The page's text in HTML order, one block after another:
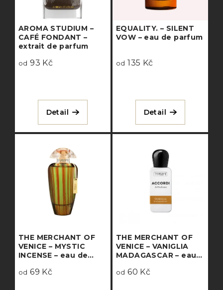
r
o
d
ů
AROMA STUDIUM –
CAFÉ FONDANT –
extrait de parfum
od 93 Kč
Detail
EQUALITY. – SILENT
VOW – eau de parfum
od 135 Kč
Detail
THE MERCHANT OF
VENICE – MYSTIC
INCENSE – eau de
od 69 Kč
THE MERCHANT OF
VENICE – VANIGLIA
MADAGASCAR – eau
od 60 Kč